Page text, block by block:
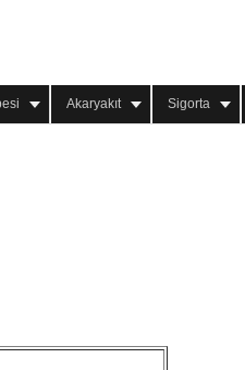
Akaryakıt Sigorta